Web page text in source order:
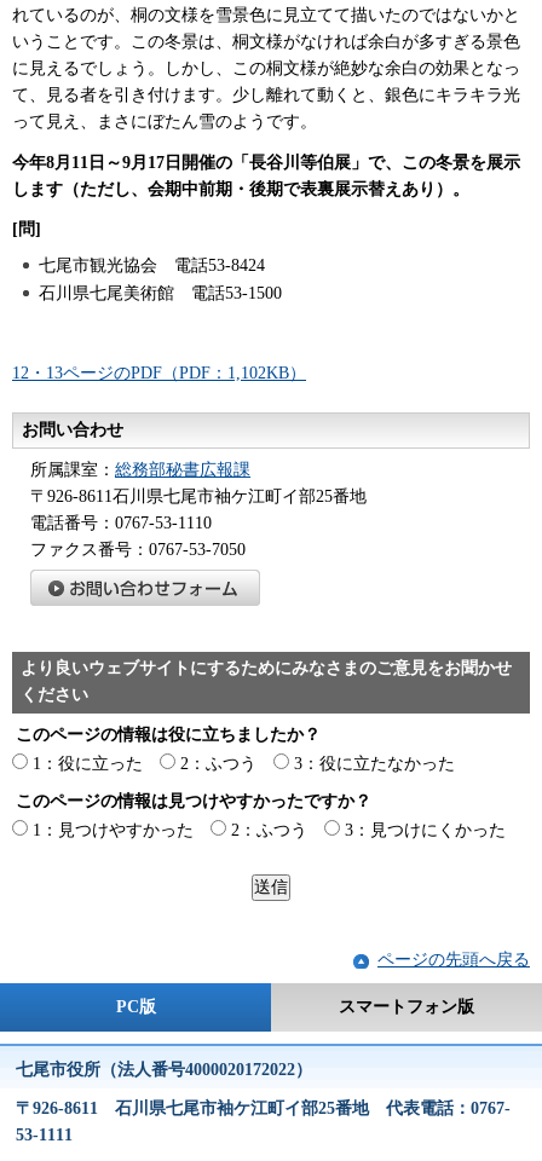
れているのが、桐の文様を雪景色に見立てて描いたのではないかと
いうことです。この冬景は、桐文様がなければ余白が多すぎる景色
に見えるでしょう。しかし、この桐文様が絶妙な余白の効果となっ
て、見る者を引き付けます。少し離れて動くと、銀色にキラキラ光
って見え、まさにぼたん雪のようです。
今年8月11日～9月17日開催の「長谷川等伯展」で、この冬景を展示
します（ただし、会期中前期・後期で表裏展示替えあり）。
[問]
七尾市観光協会 電話53-8424
石川県七尾美術館 電話53-1500
12・13ページのPDF（PDF：1,102KB）
お問い合わせ
所属課室： 総務部秘書広報課
〒926-8611石川県七尾市袖ケ江町イ部25番地
電話番号：0767-53-1110
ファクス番号：0767-53-7050
より良いウェブサイトにするためにみなさまのご意見をお聞かせ
ください
このページの情報は役に立ちましたか？
1：役に立った
2：ふつう 3：役に立たなかった
このページの情報は見つけやすかったですか？
1：見つけやすかった
2：ふつう 3：見つけにくかった
ページの先頭へ戻る
PC版 スマートフォン版
七尾市役所（法人番号4000020172022）
〒926-8611 石川県七尾市袖ケ江町イ部25番地 代表電話：0767-
53-1111